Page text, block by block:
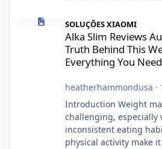
Alka Slim Reviews Australia 2026:
SOLUÇÕES XIAOMI
Alka Slim Reviews
Truth Behind This
Everything You
heatherhammondusa ·
Introduction Weight
challenging, especially
inconsistent eating
physical activity make